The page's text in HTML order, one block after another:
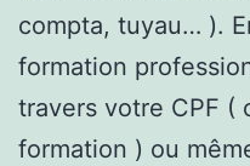
compta, tuyau… ).
formation
travers votre CPF (
formation ) ou